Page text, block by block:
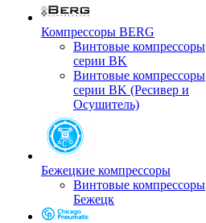
Компрессоры BERG
Винтовые компрессоры
серии BK
Винтовые компрессоры
серии BK (Ресивер и
Осушитель)
Бежецкие компрессоры
Винтовые компрессоры
Бежецк